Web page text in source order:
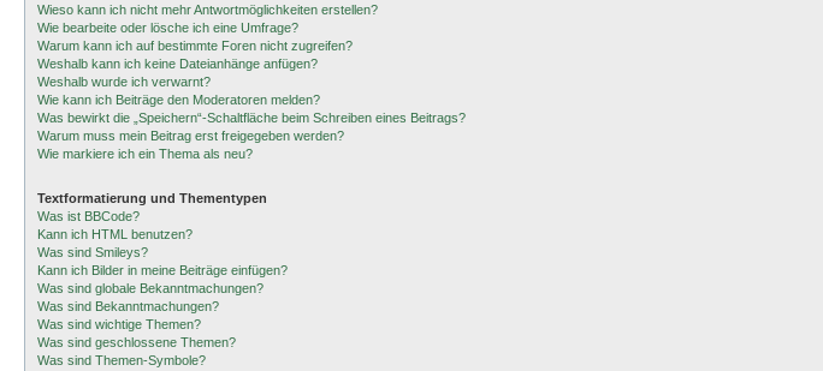
Wieso kann ich nicht mehr Antwortmöglichkeiten erstellen?
Wie bearbeite oder lösche ich eine Umfrage?
Warum kann ich auf bestimmte Foren nicht zugreifen?
Weshalb kann ich keine Dateianhänge anfügen?
Weshalb wurde ich verwarnt?
Wie kann ich Beiträge den Moderatoren melden?
Was bewirkt die „Speichern“-Schaltfläche beim Schreiben eines Beitrags?
Warum muss mein Beitrag erst freigegeben werden?
Wie markiere ich ein Thema als neu?
Textformatierung und Thementypen
Was ist BBCode?
Kann ich HTML benutzen?
Was sind Smileys?
Kann ich Bilder in meine Beiträge einfügen?
Was sind globale Bekanntmachungen?
Was sind Bekanntmachungen?
Was sind wichtige Themen?
Was sind geschlossene Themen?
Was sind Themen-Symbole?